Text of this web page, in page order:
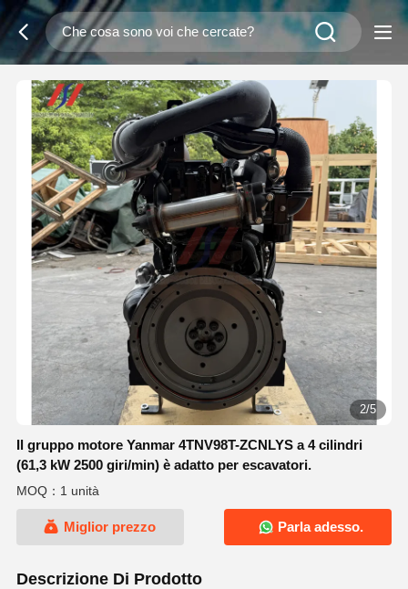
2/5
Il gruppo motore Yanmar 4TNV98T-ZCNLYS a 4 cilindri
(61,3 kW 2500 giri/min) è adatto per escavatori.
MOQ：1 unità
Miglior prezzo Parla adesso.
Descrizione Di Prodotto